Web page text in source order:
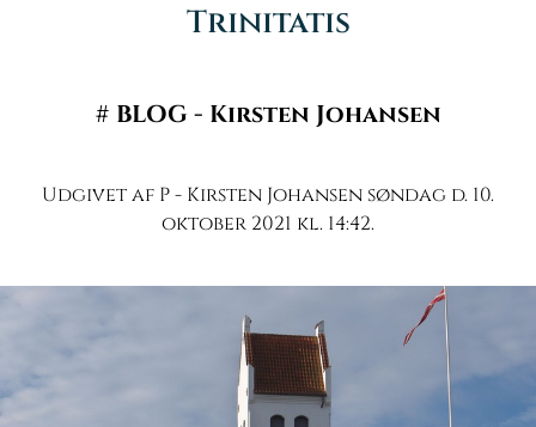
Trinitatis
# BLOG - Kirsten Johansen
Udgivet af P - Kirsten Johansen søndag d. 10.
oktober 2021 kl. 14:42.